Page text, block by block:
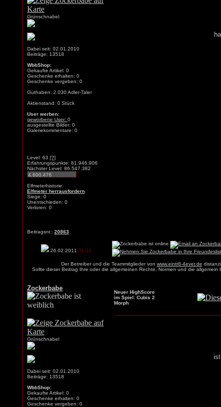
Grünschnabel
Dabei seit: 02.01.2010
Beiträge: 13518
WbbShop:
Gekaufte Artikel: 0
Geschenke erhalten: 0
Geschenke vergeben: 0
Guthaben: 2.030 Adler-Taler
Aktienstand: 0 Stück
User werben:
geworbene User: 0
ausgestellte Bilder: 0
Galeriekommentare: 0
Level: 63 [?]
Erfahrungspunkte: 81.946.906
Nächster Level: 86.547.382
Elfmeterhistorie:
Elfmeter herrausfordern
Siege: 0
Unentschieden: 0
Verloren: 0
Beitragsnr.: 20863
26.02.2011 01:12
Der Betreiber und die Teammitglieder von www.eintr8-4ever.de
Sollte dieser Beitrag Ihre oder die allgemeinen Rechte, Normen und die
Zockerbabe
Grünschnabel
Dabei seit: 02.01.2010
Beiträge: 13518
WbbShop:
Gekaufte Artikel: 0
Geschenke erhalten: 0
Geschenke vergeben: 0
Neuer HighScore
im Spiel: Cubis 2
Morph